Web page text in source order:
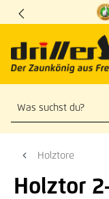
Zum Hauptinhalt
Holztore
Holztor